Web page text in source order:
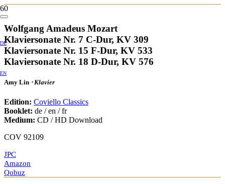
DE
EN
Wolfgang Amadeus Mozart
Klaviersonate Nr. 7 C-Dur, KV 309
Klaviersonate Nr. 15 F-Dur, KV 533
Klaviersonate Nr. 18 D-Dur, KV 576
Amy Lin ⋅ Klavier
Edition: Coviello Classics
Booklet: de / en / fr
Medium: CD / HD Download
COV 92109
JPC
Amazon
Qobuz